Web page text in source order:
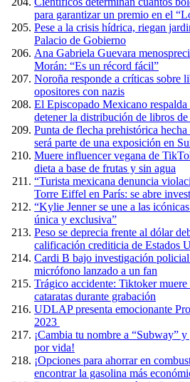
para garantizar un premio en el
Pese a la crisis hídrica, riegan
Palacio de Gobierno
Ana Gabriela Guevara
Morán: “Es un récord fácil”
Noroña responde a críticas sobre
opositores con nazis
El Episcopado Mexicano
detener la distribución de libros
Punta de flecha prehistórica
será parte de una exposición en
Muere influencer vegana de
dieta a base de frutas y sin agua
“Turista mexicana denuncia
Torre Eiffel en París: se abre
“Kylie Jenner se une a las
única y exclusiva”
Peso se deprecia frente al dólar
calificación crediticia de Estados
Cardi B bajo investigación
micrófono lanzado a un fan
Trágico accidente: Tiktoker muere
cataratas durante grabación
UDLAP presenta emocionante
2023
¡Cambia tu nombre a “Subway”
por vida!
¡Opciones para ahorrar en
encontrar la gasolina más